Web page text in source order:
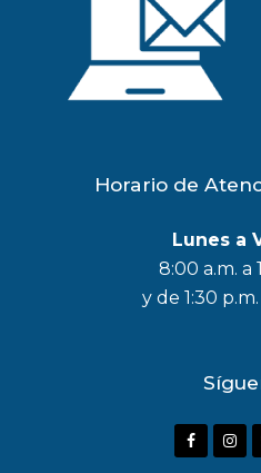
Horario de
Lunes a
8:00 a.m. a
y de 1:30
F
I